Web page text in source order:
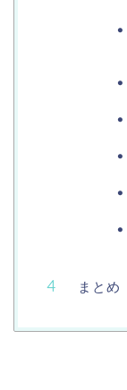
まとめ